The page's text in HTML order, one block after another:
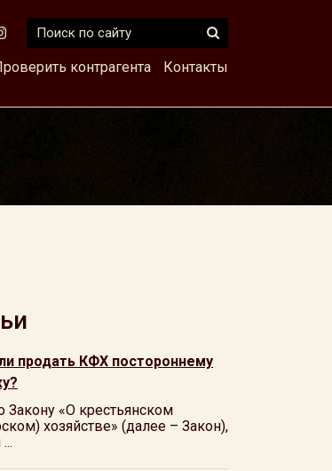
контрагента Контакты
продать КФХ постороннему
Закону «О крестьянском
хозяйстве» (далее – Закон),